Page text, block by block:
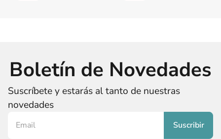
Boletín de Novedades
Suscríbete y estarás al tanto de nuestras
novedades